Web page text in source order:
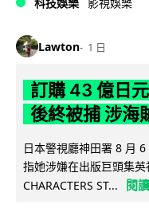
Lawton 1 日
訂購 43 億日
後終被捕 涉海
日本警視廳神田署 8 月
指她涉嫌在出版巨頭集
CHARACTERS ST...
閱